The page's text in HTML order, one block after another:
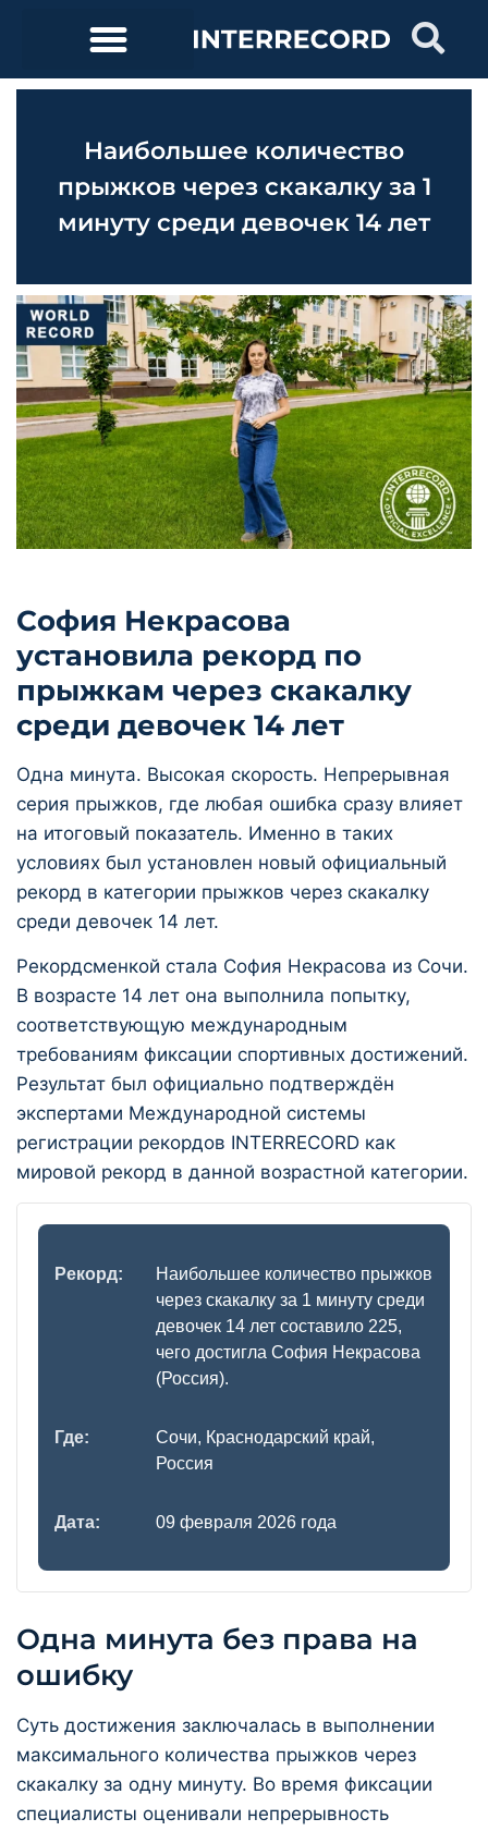
Наибольшее количество
прыжков через скакалку за 1
минуту среди девочек 14 лет
София Некрасова
установила рекорд по
прыжкам через скакалку
среди девочек 14 лет
Одна минута. Высокая скорость. Непрерывная
серия прыжков, где любая ошибка сразу влияет
на итоговый показатель. Именно в таких
условиях был установлен новый официальный
рекорд в категории прыжков через скакалку
среди девочек 14 лет.
Рекордсменкой стала София Некрасова из Сочи.
В возрасте 14 лет она выполнила попытку,
соответствующую международным
требованиям фиксации спортивных достижений.
Результат был официально подтверждён
экспертами Международной системы
регистрации рекордов INTERRECORD как
мировой рекорд в данной возрастной категории.
Рекорд:
Наибольшее количество прыжков
через скакалку за 1 минуту среди
девочек 14 лет составило 225,
чего достигла София Некрасова
(Россия).
Где:
Сочи, Краснодарский край,
Россия
Дата: 09 февраля 2026 года
Одна минута без права на
ошибку
Суть достижения заключалась в выполнении
максимального количества прыжков через
скакалку за одну минуту. Во время фиксации
специалисты оценивали непрерывность